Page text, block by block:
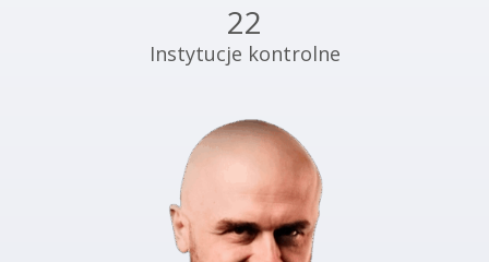
22
Instytucje kontrolne